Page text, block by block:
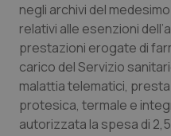
negli archivi del
relativi alle esenzioni
prestazioni erogate di
carico del Servizio
malattia telematici,
protesica, termale e
autorizzata la spesa di